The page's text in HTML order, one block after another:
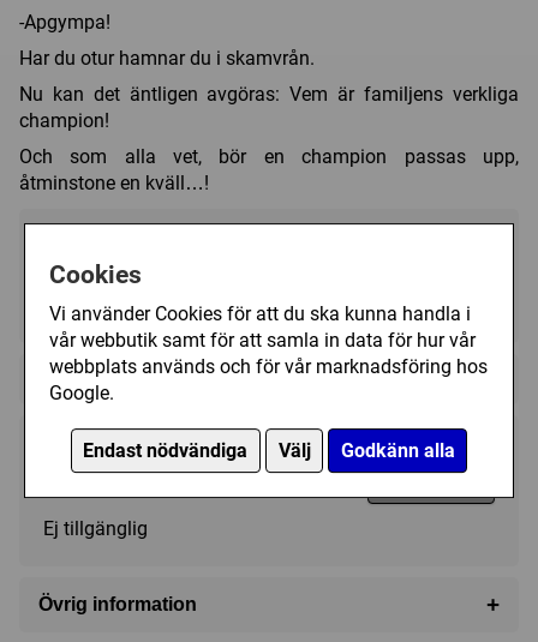
Cookies
Vi använder Cookies för att du ska kunna handla i
vår webbutik samt för att samla in data för hur vår
webbplats används och för vår marknadsföring hos
Google.
Endast nödvändiga Välj Godkänn alla
-Apgympa!
Har du otur hamnar du i skamvrån.
Nu kan det äntligen avgöras: Vem är familjens verkliga
champion!
Och som alla vet, bör en champion passas upp,
åtminstone en kväll…!
3 - 6 30 - 60 (min) 6+
Regelspråk:
215 kr Utgått
Ej tillgänglig
Övrig information +